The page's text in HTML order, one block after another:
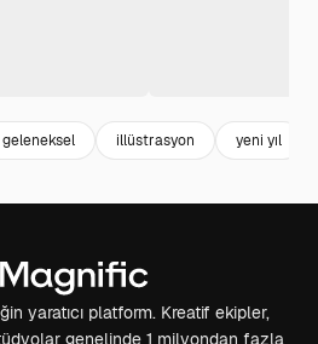
geleneksel illüstrasyon yeni yıl
yaratıcı platform. Kreatif ekipler,
genelinde 1 milyondan fazla